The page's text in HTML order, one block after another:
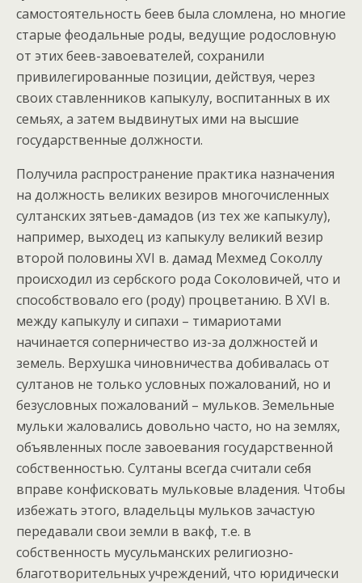
самостоятельность беев была сломлена, но многие
старые феодальные роды, ведущие родословную
от этих беев-завоевателей, сохранили
привилегированные позиции, действуя, через
своих ставленников капыкулу, воспитанных в их
семьях, а затем выдвинутых ими на высшие
государственные должности.
Получила распространение практика назначения
на должность великих везиров многочисленных
султанских зятьев-дамадов (из тех же капыкулу),
например, выходец из капыкулу великий везир
второй половины XVI в. дамад Мехмед Соколлу
происходил из сербского рода Соколовичей, что и
способствовало его (роду) процветанию. В XVI в.
между капыкулу и сипахи – тимариотами
начинается соперничество из-за должностей и
земель. Верхушка чиновничества добивалась от
султанов не только условных пожалований, но и
безусловных пожалований – мульков. Земельные
мульки жаловались довольно часто, но на землях,
объявленных после завоевания государственной
собственностью. Султаны всегда считали себя
вправе конфисковать мульковые владения. Чтобы
избежать этого, владельцы мульков зачастую
передавали свои земли в вакф, т.е. в
собственность мусульманских религиозно-
благотворительных учреждений, что юридически